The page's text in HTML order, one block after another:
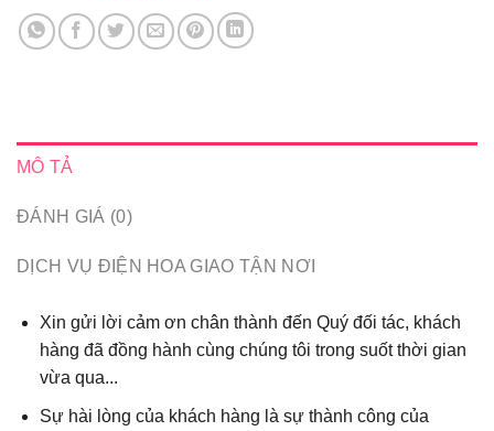
MÔ TẢ
ĐÁNH GIÁ (0)
DỊCH VỤ ĐIỆN HOA GIAO TẬN NƠI
Xin gửi lời cảm ơn chân thành đến Quý đối tác, khách
hàng đã đồng hành cùng chúng tôi trong suốt thời gian
vừa qua...
Sự hài lòng của khách hàng là sự thành công của